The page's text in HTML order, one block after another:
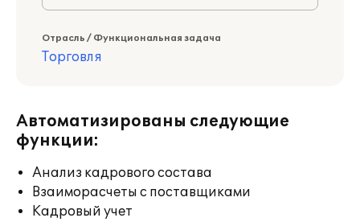
Отрасль / Функциональная задача
Торговля
Автоматизированы следующие
функции:
Анализ кадрового состава
Взаиморасчеты с поставщиками
Кадровый учет